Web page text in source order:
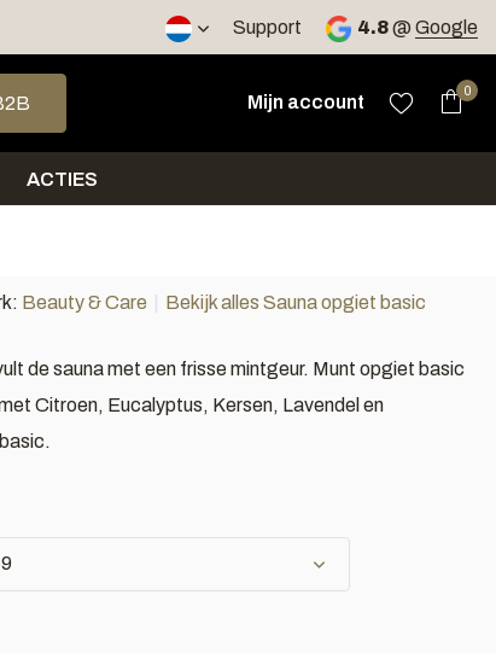
Support 4.8@ Google
om een beschikbaar resultaat te selecteren. Druk
Mijn account
0
ACTIES
Beauty & Care Bekijk alles Sauna opgiet basic
de sauna met een frisse mintgeur. Munt opgiet basic
Citroen, Eucalyptus, Kersen, Lavendel en